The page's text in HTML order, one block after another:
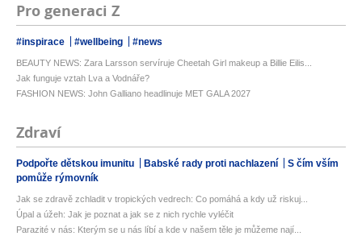
Pro generaci Z
#inspirace #wellbeing #news
BEAUTY NEWS: Zara Larsson servíruje Cheetah Girl makeup a Billie Eilis...
Jak funguje vztah Lva a Vodnáře?
FASHION NEWS: John Galliano headlinuje MET GALA 2027
Zdraví
Podpořte dětskou imunitu Babské rady proti nachlazení
S čím vším
pomůže rýmovník
Jak se zdravě zchladit v tropických vedrech: Co pomáhá a kdy už riskuj...
Úpal a úžeh: Jak je poznat a jak se z nich rychle vyléčit
Parazité v nás: Kterým se u nás líbí a kde v našem těle je můžeme nají...